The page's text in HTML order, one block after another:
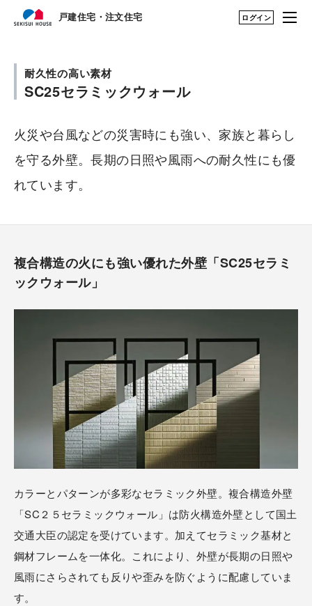
戸建住宅・注文住宅 ログイン
戸建住宅・注文住宅
展示場・土地をさが
建築実例・アイデア
構法・性能を知る
My STAGE
カタログ・動画ライ
お問い合わせ
ご相談
構法（木造・鉄骨）を知る
鉄骨（1・2階建て）
性能を知る
環境と共生する
耐久性の高い素材
SC25セラミックウォール
火災や台風などの災害時にも強い、家族と暮らし
を守る外壁。長期の日照や風雨への耐久性にも優
れています。
複合構造の火にも強い優れた外壁「SC25セラミ
ックウォール」
カラーとパターンが多彩なセラミック外壁。複合構造外壁
「SC２５セラミックウォール」は防火構造外壁として国土
交通大臣の認定を受けています。加えてセラミック基材と
鋼材フレームを一体化。これにより、外壁が長期の日照や
風雨にさらされても反りや歪みを防ぐように配慮していま
す。